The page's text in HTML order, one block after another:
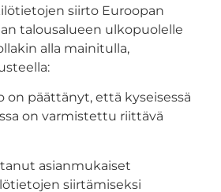
siirto Euroopan
talousalueen ulkopuolelle
alla mainitulla,
on päättänyt, että kyseisessä
on varmistettu riittävä
asianmukaiset
siirtämiseksi